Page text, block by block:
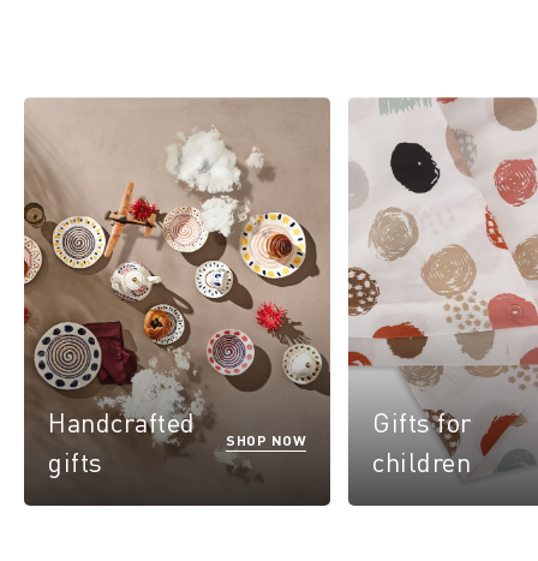
Handcrafted
gifts
SHOP NOW
Gifts for
children